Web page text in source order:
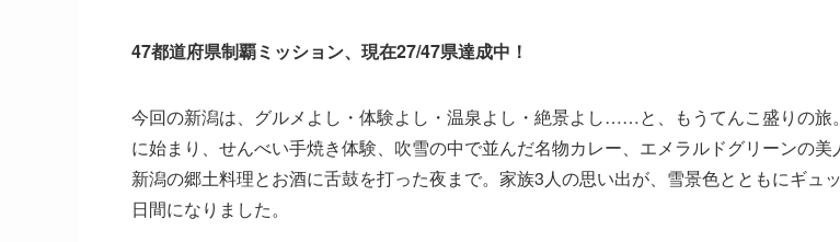
47都道府県制覇ミッション、現在27/47県達成中！
今回の新潟は、グルメよし・体験よし・温泉よし・絶景よし……と、もうてんこ盛りの旅
に始まり、せんべい手焼き体験、吹雪の中で並んだ名物カレー、エメラルドグリーンの美
新潟の郷土料理とお酒に舌鼓を打った夜まで。家族3人の思い出が、雪景色とともにギュ
日間になりました。